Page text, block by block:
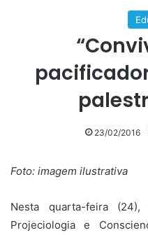
23/02/2016
Foto: imagem ilustrativa
Nesta quarta-feira
Projeciologia e